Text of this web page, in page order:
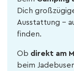
Dich
Ausstattung –
finden.
Ob direkt am
beim